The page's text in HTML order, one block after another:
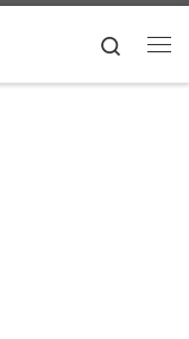
Search